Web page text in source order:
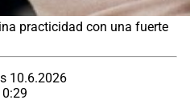
practicidad con una fuerte
10.6.2026